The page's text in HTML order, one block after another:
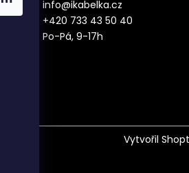
info@ikabelka.cz
+420 733 43 50 40
Po-Pá, 9-17h
Vytvořil